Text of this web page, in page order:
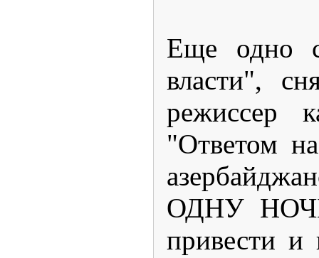
Еще одно
власти",
режиссер
"Ответом
ОДНУ
привести и